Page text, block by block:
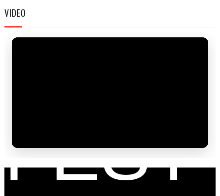
VIDEO
FAM
FEST